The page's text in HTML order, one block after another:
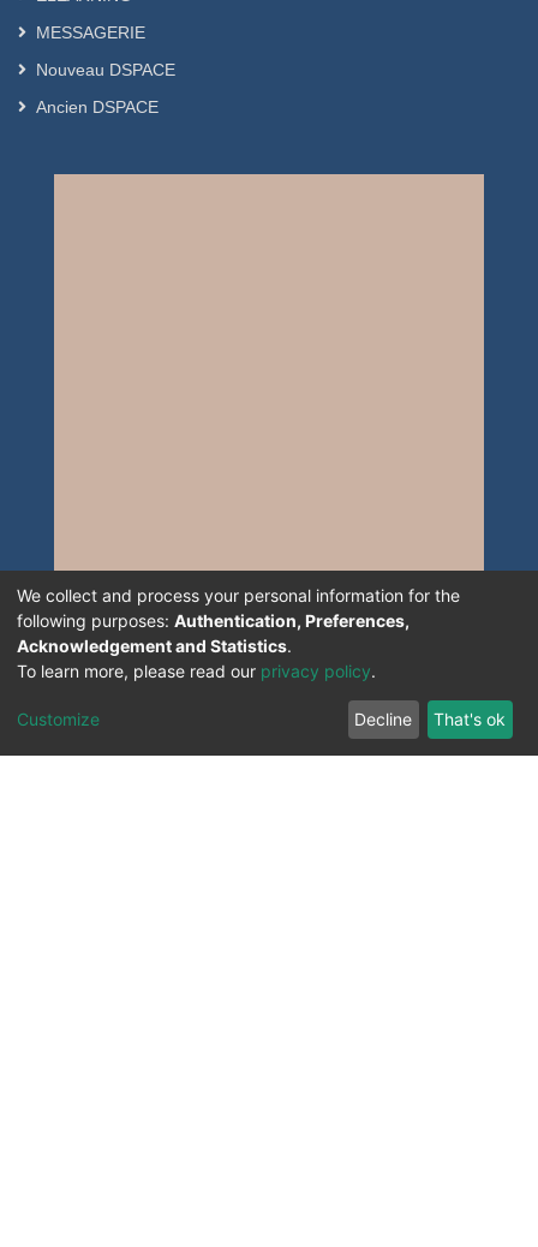
MESSAGERIE
Nouveau DSPACE
Ancien DSPACE
We collect and process your personal information for the
following purposes: Authentication, Preferences,
Acknowledgement and Statistics.
To learn more, please read our privacy policy.
Customize Decline That's ok